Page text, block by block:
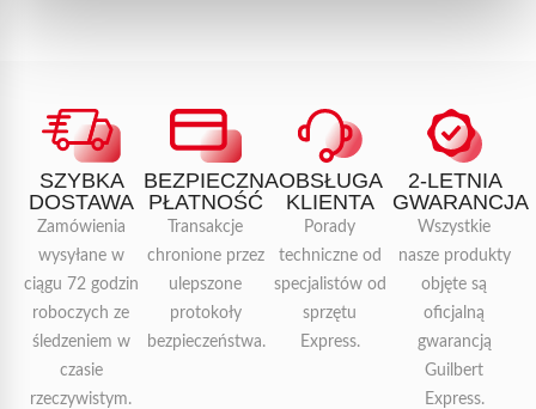
SZYBKA
DOSTAWA
Zamówienia
wysyłane w
ciągu 72 godzin
roboczych ze
śledzeniem w
czasie
rzeczywistym.
BEZPIECZNA
PŁATNOŚĆ
Transakcje
chronione przez
ulepszone
protokoły
bezpieczeństwa.
OBSŁUGA
KLIENTA
Porady
techniczne od
specjalistów od
sprzętu
Express.
2-LETNIA
GWARANCJA
Wszystkie
nasze produkty
objęte są
oficjalną
gwarancją
Guilbert
Express.